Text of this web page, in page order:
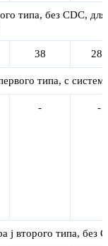
типа, без CDC,
38 281
типа, с
- -
j второго типа, без